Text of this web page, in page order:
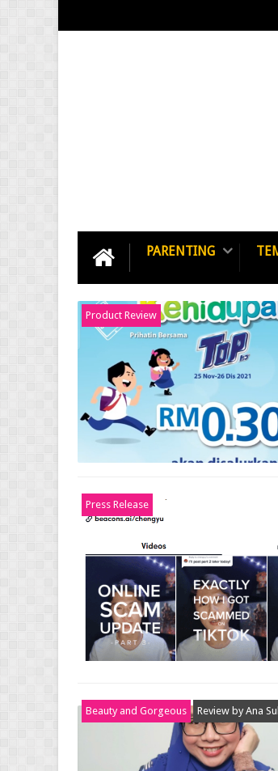
PARENTING
Product Review
Press Release
Beauty and Gorgeous Review by Ana